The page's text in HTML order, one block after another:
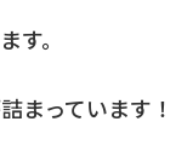
す。
まっています！